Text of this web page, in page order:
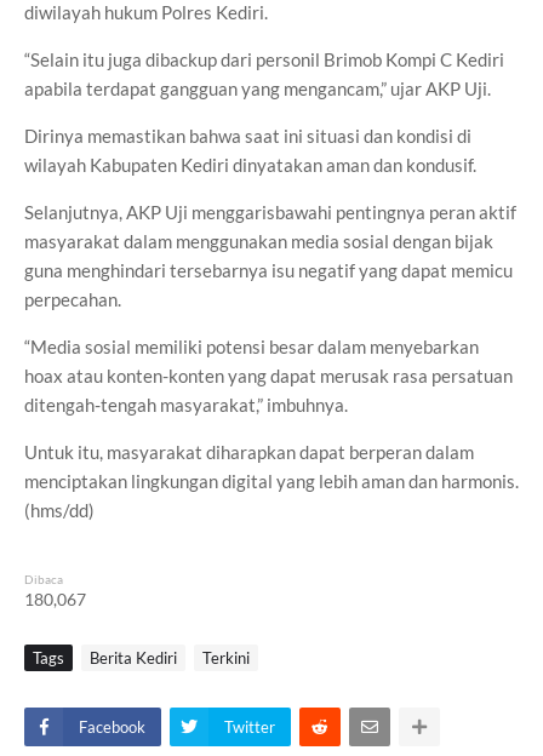
diwilayah hukum Polres Kediri.
“Selain itu juga dibackup dari personil Brimob Kompi C Kediri
apabila terdapat gangguan yang mengancam,” ujar AKP Uji.
Dirinya memastikan bahwa saat ini situasi dan kondisi di
wilayah Kabupaten Kediri dinyatakan aman dan kondusif.
Selanjutnya, AKP Uji menggarisbawahi pentingnya peran aktif
masyarakat dalam menggunakan media sosial dengan bijak
guna menghindari tersebarnya isu negatif yang dapat memicu
perpecahan.
“Media sosial memiliki potensi besar dalam menyebarkan
hoax atau konten-konten yang dapat merusak rasa persatuan
ditengah-tengah masyarakat,” imbuhnya.
Untuk itu, masyarakat diharapkan dapat berperan dalam
menciptakan lingkungan digital yang lebih aman dan harmonis.
(hms/dd)
Dibaca
180,067
Tags Berita Kediri Terkini
Facebook Twitter